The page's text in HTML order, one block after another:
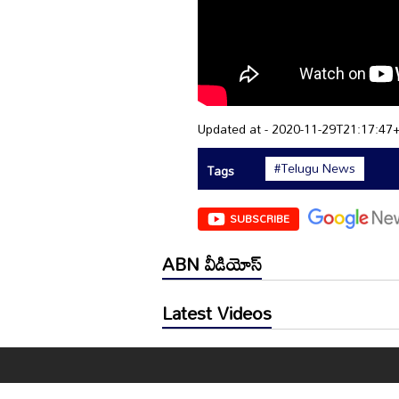
Updated at - 2020-11-
Tags
#Telugu News
SUBSCRIBE
ABN వీడియోస్
Latest Videos